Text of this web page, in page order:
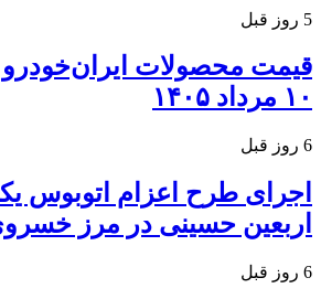
5 روز قبل
قیمت محصولات ایران‌خودرو
۱۰ مرداد ۱۴۰۵
6 روز قبل
اجرای طرح اعزام اتوبوس
اربعین حسینی در مرز
6 روز قبل